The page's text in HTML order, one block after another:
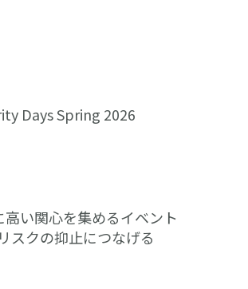
Days Spring 2026
い関心を集めるイベント
スクの抑止につなげる